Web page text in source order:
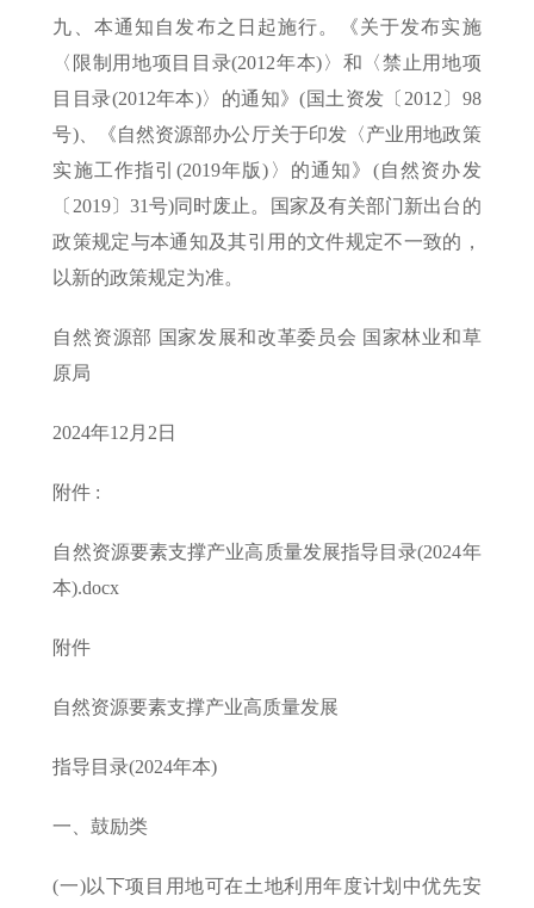
九、本通知自发布之日起施行。《关于发布实施
〈限制用地项目目录(2012年本)〉和〈禁止用地项
目目录(2012年本)〉的通知》(国土资发〔2012〕98
号)、《自然资源部办公厅关于印发〈产业用地政策
实施工作指引(2019年版)〉的通知》(自然资办发
〔2019〕31号)同时废止。国家及有关部门新出台的
政策规定与本通知及其引用的文件规定不一致的，
以新的政策规定为准。
自然资源部 国家发展和改革委员会 国家林业和草
原局
2024年12月2日
附件 :
自然资源要素支撑产业高质量发展指导目录(2024年
本).docx
附件
自然资源要素支撑产业高质量发展
指导目录(2024年本)
一、鼓励类
(一)以下项目用地可在土地利用年度计划中优先安